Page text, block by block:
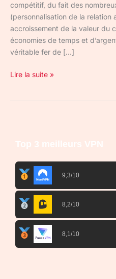
compétitif, du fait des
(personnalisation de la relation
accroissement de la valeur du
économies de temps et
véritable fer de […]
Lire la suite »
Top 3 meilleurs VPN
9,3/10
8,2/10
8,1/10